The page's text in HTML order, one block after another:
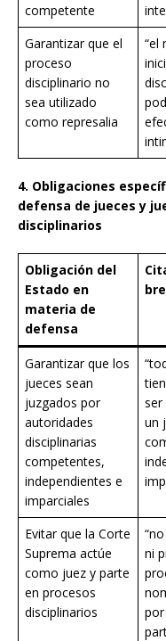
competente
Garantizar que el
proceso
disciplinario no
sea utilizado
como represalia
“el
4. Obligaciones
defensa de jueces y
disciplinarios
Obligación del
Estado en
materia de
defensa
Garantizar que los
jueces sean
juzgados por
autoridades
disciplinarias
competentes,
independientes e
imparciales
un
Evitar que la Corte
Suprema actúe
como juez y parte
en procesos
disciplinarios
ni